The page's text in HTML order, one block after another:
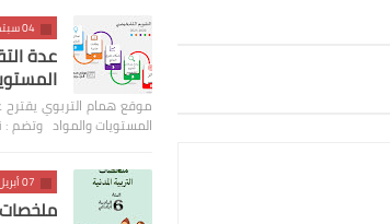
04 سبتمبر 2020
عدة
موقع همام التربوي
المستويات والمواد وتضم :
07 أبريل 2021